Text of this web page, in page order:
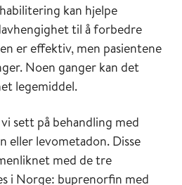
kan hjelpe
til å forbedre
er effektiv, men pasientene
Noen ganger kan det
legemiddel.
sett på behandling med
eller levometadon. Disse
med de tre
i Norge: buprenorfin med